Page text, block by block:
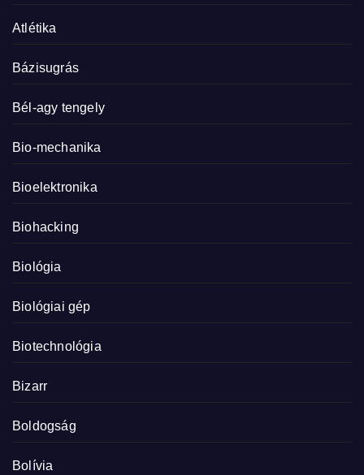
Atlétika
Bázisugrás
Bél-agy tengely
Bio-mechanika
Bioelektronika
Biohacking
Biológia
Biológiai gép
Biotechnológia
Bizarr
Boldogság
Bolívia